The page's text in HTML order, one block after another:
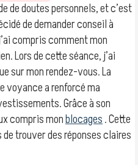
de doutes personnels, et c’est
de demander conseil à
compris comment mon
Lors de cette séance, j’ai
sur mon rendez-vous. La
voyance a renforcé ma
Grâce à son
compris monblocages. Cette
de trouver des réponses claires